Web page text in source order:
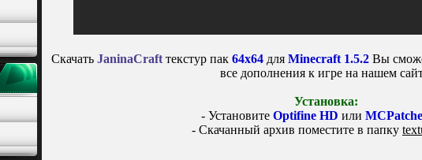
Скачать JaninaCraft текстур пак 64x64 для Minecraft 1.5.2 Вы
все дополнения к игре на нашем
Установка:
- Установите Optifine HD или
- Скачанный архив поместите в папку